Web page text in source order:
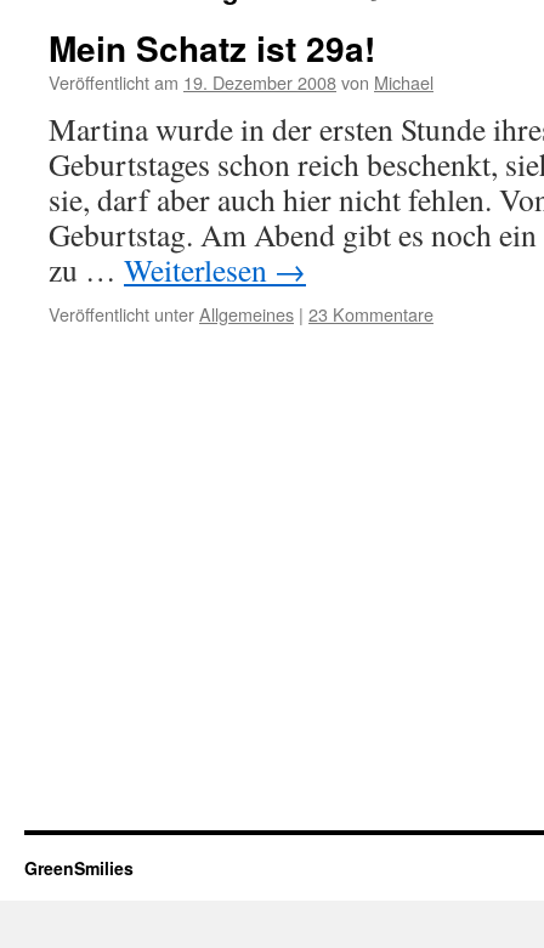
Mein Schatz ist 29a!
Veröffentlicht am 19. Dezember 2008von Michael
Martina wurde in der ersten Stunde
Geburtstages schon reich beschenkt,
sie, darf aber auch hier nicht fehlen.
Geburtstag. Am Abend gibt es noch ein
zu … Weiterlesen →
Veröffentlicht unterAllgemeines | 23 Kommentare
GreenSmilies